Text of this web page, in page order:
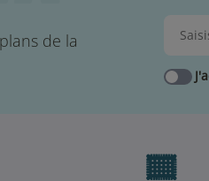
de la